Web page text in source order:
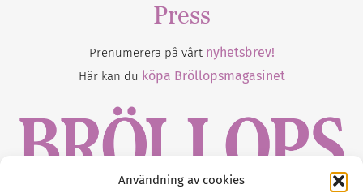
Användning av cookies
Press
Prenumerera på vårt nyhetsbrev!
Här kan du köpa Bröllopsmagasinet